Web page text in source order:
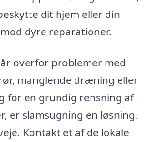
dit hjem eller din
dyre reparationer.
overfor problemer med
manglende dræning eller
for en grundig rensning af
er slamsugning en løsning,
Kontakt et af de lokale